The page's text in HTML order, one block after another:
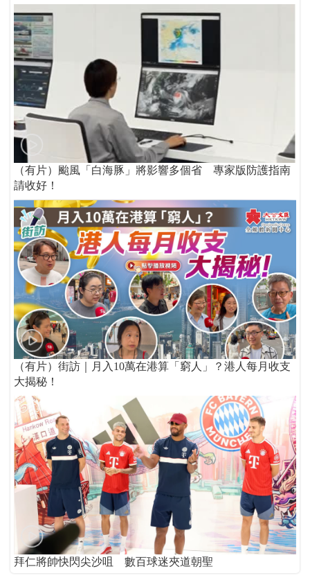
（有片）颱風「白海豚」將影響多個省 專家版防護指南
請收好！
（有片）街訪｜月入10萬在港算「窮人」？港人每月收支
大揭秘！
拜仁將帥快閃尖沙咀 數百球迷夾道朝聖